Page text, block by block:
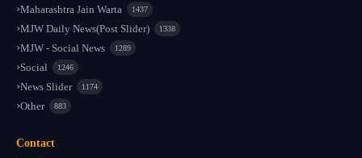
Maharashtra Jain Warta 1437
MJW Daily News(Post Slider) 1338
MJW - Social News 1289
Social 1246
News Slider 1174
Other 883
Contact